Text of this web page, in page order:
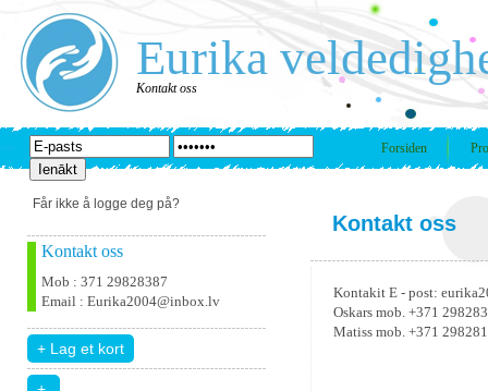
Eurika
Kontakt oss
Forsiden
Får ikke å logge deg på?
Kontakt oss
Mob : 371 29828387
Email : Eurika2004@inbox.lv
Kontakt oss
Kontakit E - post:
Oskars mob. +371
Matiss mob. +371